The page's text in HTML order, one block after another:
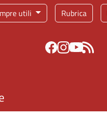
utili Rubrica